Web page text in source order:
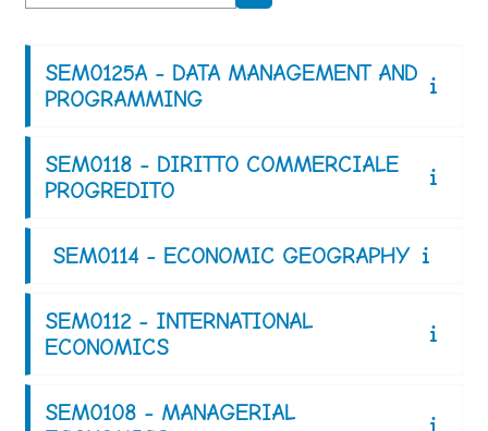
Cerca corsi
SEM0125A - DATA MANAGEMENT AND
PROGRAMMING
SEM0118 - DIRITTO COMMERCIALE
PROGREDITO
SEM0114 - ECONOMIC GEOGRAPHY
SEM0112 - INTERNATIONAL
ECONOMICS
SEM0108 - MANAGERIAL